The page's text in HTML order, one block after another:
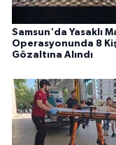
Samsun'da Yasaklı
Operasyonunda 8
Gözaltına Alındı